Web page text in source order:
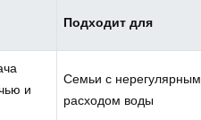
Подходит для
и
Семьи с нерегулярным
расходом воды